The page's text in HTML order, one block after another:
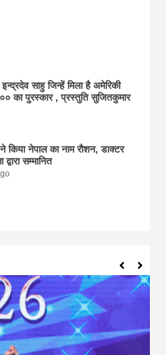
साहु जिन्हें मिला है अमेरिकी
का पुरस्कार , प्रस्तुति सुजितकुमार
किया नेपाल का नाम राैशन, डाक्टर
सम्मानित